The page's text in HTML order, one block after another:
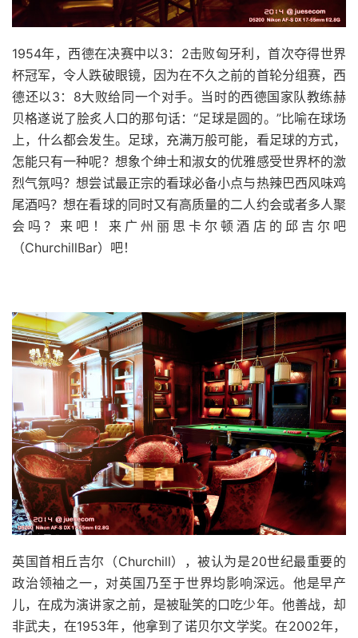
1954年，西德在决赛中以3：2击败匈牙利，首次夺得世界
杯冠军，令人跌破眼镜，因为在不久之前的首轮分组赛，西
德还以3：8大败给同一个对手。当时的西德国家队教练赫
贝格遂说了脍炙人口的那句话：“足球是圆的。”比喻在球场
上，什么都会发生。足球，充满万般可能，看足球的方式，
怎能只有一种呢？想象个绅士和淑女的优雅感受世界杯的激
烈气氛吗？想尝试最正宗的看球必备小点与热辣巴西风味鸡
尾酒吗？想在看球的同时又有高质量的二人约会或者多人聚
会吗？来吧！来广州丽思卡尔顿酒店的邱吉尔吧
（ChurchillBar）吧！
英国首相丘吉尔（Churchill），被认为是20世纪最重要的
政治领袖之一，对英国乃至于世界均影响深远。他是早产
儿，在成为演讲家之前，是被耻笑的口吃少年。他善战，却
非武夫，在1953年，他拿到了诺贝尔文学奖。在2002年，